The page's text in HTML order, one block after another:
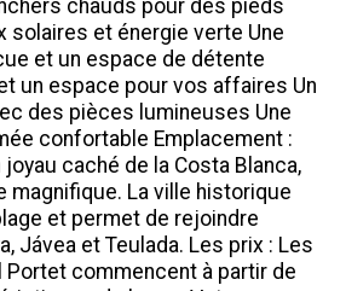
chauds pour des pieds
solaires et énergie verte Une
et un espace de détente
un espace pour vos affaires Un
des pièces lumineuses Une
confortable Emplacement :
caché de la Costa Blanca,
magnifique. La ville historique
et permet de rejoindre
Jávea et Teulada. Les prix : Les
Portet commencent à partir de